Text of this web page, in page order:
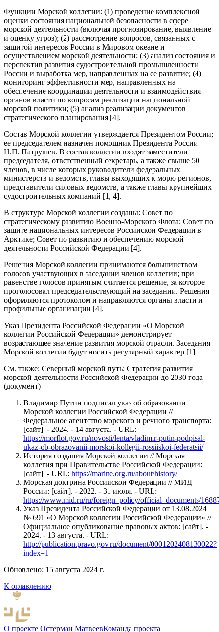
Функции Морской коллегии: (1) проведение комплексной
оценки состояния национальной безопасности в сфере
морской деятельности (включая прогнозирование, выявление
и оценку угроз); (2) рассмотрение вопросов, связанных с
защитой интересов России в Мировом океане и
осуществлением морской деятельности; (3) анализ состояния и
перспектив развития судостроительной промышленности
России и выработка мер, направленных на ее развитие; (4)
мониторинг эффективности мер, направленных на
обеспечение координации деятельности и взаимодействия
органов власти по вопросам реализации национальной
морской политики; (5) анализ реализации документов
стратегического планирования [4].
Состав Морской коллегии утверждается Президентом России;
ее председателем назначен помощник Президента России
Н.П. Патрушев. В состав коллегии входят заместители
председателя, ответственный секретарь, а также свыше 50
членов, в числе которых руководители федеральных
министерств и ведомств, главы выходящих к морю регионов,
представители силовых ведомств, а также главы крупнейших
судостроительных компаний [1, 4].
В структуре Морской коллегии созданы: Совет по
стратегическому развитию Военно-Морского Флота; Совет по
защите национальных интересов Российской Федерации в
Арктике; Совет по развитию и обеспечению морской
деятельности Российской Федерации [4].
Решения Морской коллегии принимаются большинством
голосов участвующих в заседании членов коллегии; при
равенстве голосов принятым считается решение, за которое
проголосовал председательствующий на заседании. Решения
оформляются протоколом и направляются органы власти и
профильные организации [4].
Указ Президента Российской Федерации «О Морской
коллегии Российской Федерации» демонстрирует
возрастающее значение развития морской отрасли. Заседания
Морской коллегии будут носить регулярный характер [1].
См. также: Северный морской путь; Стратегия развития
морской деятельности Российской Федерации до 2030 года
(документ)
Владимир Путин подписал указ об образовании
Морской коллегии Российской Федерации //
Федеральное агентство морского и речного транспорта:
[сайт]. - 2024. - 14 августа. - URL:
https://morflot.gov.ru/novosti/lenta/vladimir-putin-podpisal-
ukaz-ob-obrazovanii-morskoi-kollegii-rossiiskoi-federatsii/
История создания Морской коллегии // Морская
коллегия при Правительстве Российской Федерации:
[сайт]. - URL: https://marine.org.ru/about/history/
Морская доктрина Российской Федерации // МИД
России: [сайт]. - 2022. - 31 июля. - URL:
https://www.mid.ru/ru/foreign_policy/official_documents/
Указ Президента Российской Федерации от 13.08.2024
№ 691 «О Морской коллегии Российской Федерации» //
Официальное опубликование правовых актов: [сайт]. -
2024. - 13 августа. - URL:
http://publication.pravo.gov.ru/document/0001202408130022?
index=1
Обновлено: 15 августа 2024 г.
К оглавлению
О проекте Остерман МатвеевКоманда проекта